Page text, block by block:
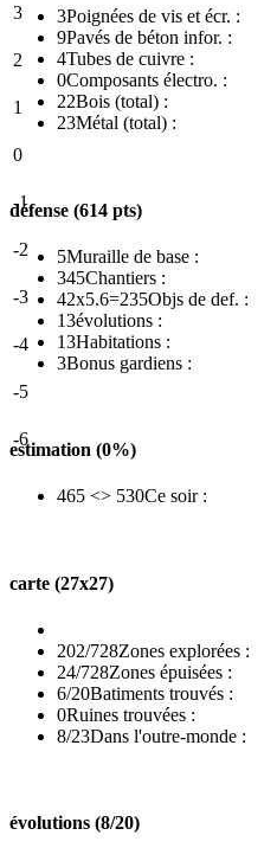
3
2
1
0
-1
-2
-3
-4
-5
-6
3Poignées de vis et écr. :
9Pavés de béton infor. :
4Tubes de cuivre :
0Composants électro. :
22Bois (total) :
23Métal (total) :
défense (614 pts)
5Muraille de base :
345Chantiers :
42x5.6=235Objs de def. :
13évolutions :
13Habitations :
3Bonus gardiens :
estimation (0%)
465 <> 530Ce soir :
carte (27x27)
202/728Zones explorées :
24/728Zones épuisées :
6/20Batiments trouvés :
0Ruines trouvées :
8/23Dans l'outre-monde :
évolutions (8/20)